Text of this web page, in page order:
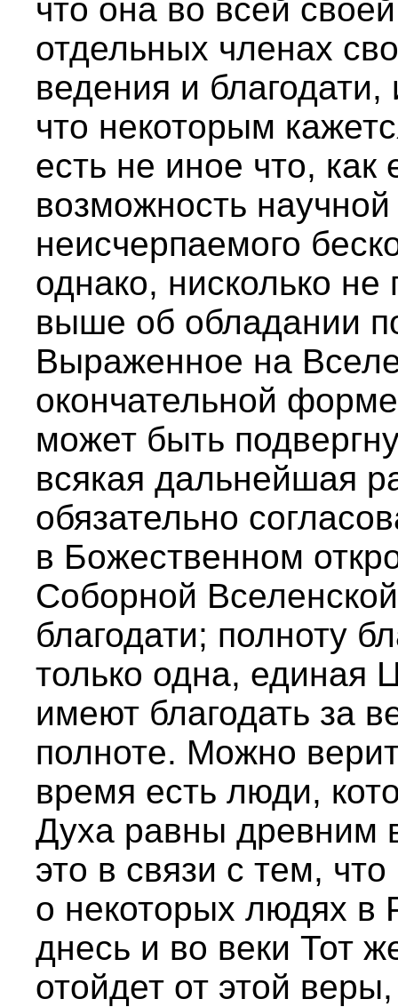
что она во всей
отдельных членах
ведения и
что некоторым
есть не иное что,
возможность научной
неисчерпаемого
однако, нисколько не
выше об обладании
Выраженное на
окончательной
может быть
всякая дальнейшая
обязательно
в Божественном
Соборной
благодати; полноту
только одна, единая
имеют благодать за
полноте. Можно
время есть люди,
Духа равны древним
это в связи с тем,
о некоторых людях в
днесь и во веки Тот
отойдет от этой